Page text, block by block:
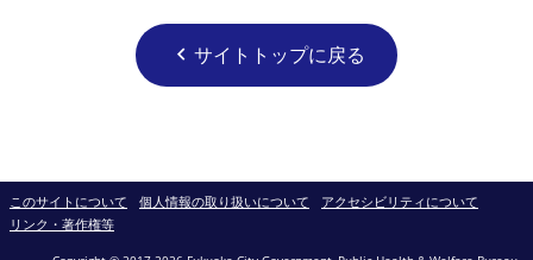
chevron_left サイトトップに戻る
このサイトについて 個人情報の取り扱いについて
アクセシビリティについて
リンク・著作権等